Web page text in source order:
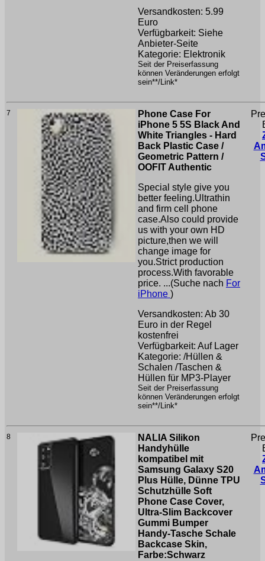
Versandkosten: 5.99
Euro
Verfügbarkeit: Siehe
Anbieter-Seite
Kategorie: Elektronik
Seit der Preiserfassung
können Veränderungen erfolgt
sein**/Link*
7
Phone Case For
iPhone 5 5S Black And
White Triangles - Hard
Back Plastic Case /
Geometric Pattern /
OOFIT Authentic
Special style give you
better feeling.Ultrathin
and firm cell phone
case.Also could provide
us with your own HD
picture,then we will
change image for
you.Strict production
process.With favorable
price. ...(Suche nach For
iPhone )
Versandkosten: Ab 30
Euro in der Regel
kostenfrei
Verfügbarkeit: Auf Lager
Kategorie: /Hüllen &
Schalen /Taschen &
Hüllen für MP3-Player
Seit der Preiserfassung
können Veränderungen erfolgt
sein**/Link*
8
NALIA Silikon
Handyhülle
kompatibel mit
Samsung Galaxy S20
Plus Hülle, Dünne TPU
Schutzhülle Soft
Phone Case Cover,
Ultra-Slim Backcover
Gummi Bumper
Handy-Tasche Schale
Backcase Skin,
Farbe:Schwarz